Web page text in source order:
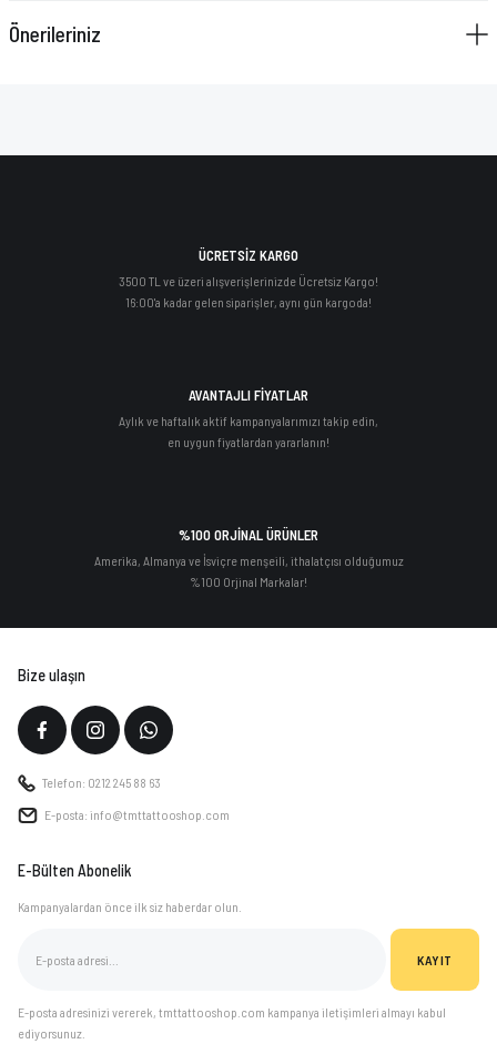
Önerileriniz
ÜCRETSİZ KARGO
3500 TL ve üzeri alışverişlerinizde Ücretsiz Kargo!
16:00'a kadar gelen siparişler, aynı gün kargoda!
AVANTAJLI FİYATLAR
Aylık ve haftalık aktif kampanyalarımızı takip edin,
en uygun fiyatlardan yararlanın!
%100 ORJİNAL ÜRÜNLER
Amerika, Almanya ve İsviçre menşeili, ithalatçısı olduğumuz
%100 Orjinal Markalar!
Bize ulaşın
Telefon: 0212 245 88 63
E-posta: info@tmttattooshop.com
E-Bülten Abonelik
Kampanyalardan önce ilk siz haberdar olun.
KAYIT
E-posta adresinizi vererek, tmttattooshop.com kampanya iletişimleri almayı kabul
ediyorsunuz.